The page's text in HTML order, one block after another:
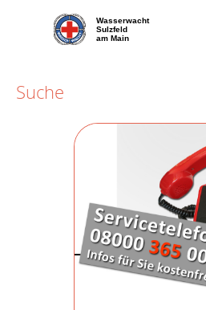
Wasserwacht
Sulzfeld
am Main
Suche